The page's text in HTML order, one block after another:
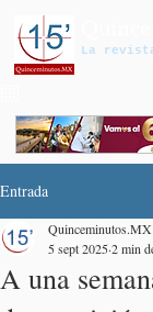
La
Entrada
A una
Quinceminutos.MX
5 sept 20252 min